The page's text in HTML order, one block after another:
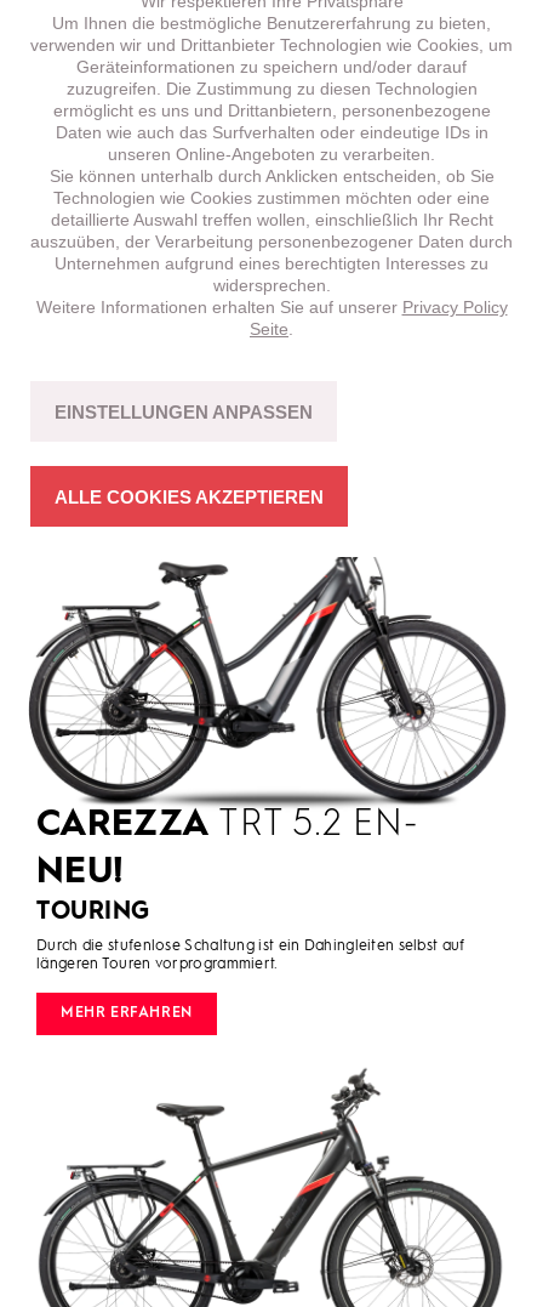
HT 5.1 –
Fahrspass mit Bikes in stimmiger Struktur.
CAREZZA TRT 5.2 EN-
NEU!
TOURING
Durch die stufenlose Schaltung ist ein Dahingleiten selbst auf
längeren Touren vorprogrammiert.
MEHR ERFAHREN
Um Ihnen die bestmögliche Benutzererfahrung zu bieten,
verwenden wir und Drittanbieter Technologien wie Cookies, um
Geräteinformationen zu speichern und/oder darauf
zuzugreifen. Die Zustimmung zu diesen Technologien
ermöglicht es uns und Drittanbietern, personenbezogene
Daten wie auch das Surfverhalten oder eindeutige IDs in
unseren Online-Angeboten zu verarbeiten.
Sie können unterhalb durch Anklicken entscheiden, ob Sie
Technologien wie Cookies zustimmen möchten oder eine
detaillierte Auswahl treffen wollen, einschließlich Ihr Recht
auszuüben, der Verarbeitung personenbezogener Daten durch
Unternehmen aufgrund eines berechtigten Interesses zu
widersprechen.
Weitere Informationen erhalten Sie auf unserer Privacy Policy
Seite
EINSTELLUNGEN ANPASSEN
ALLE COOKIES AKZEPTIEREN